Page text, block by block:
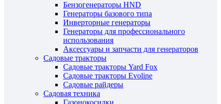
Бензогенераторы HND
Генераторы базового типа
Инверторные генераторы
Генераторы для профессионального
использования
Аксессуары и запчасти для генераторов
Садовые тракторы
Садовые тракторы Yard Fox
Садовые тракторы Evoline
Садовые райдеры
Садовая техника
Газонокосилки